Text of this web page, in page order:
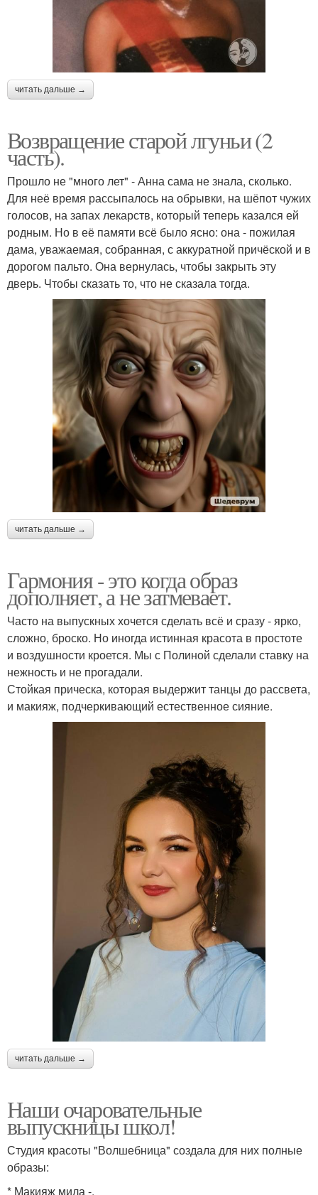
читать дальше →
Возвращение старой лгуньи (2
часть).
Прошло не "много лет" - Анна сама не знала, сколько.
Для неё время рассыпалось на обрывки, на шёпот чужих
голосов, на запах лекарств, который теперь казался ей
родным. Но в её памяти всё было ясно: она - пожилая
дама, уважаемая, собранная, с аккуратной причёской и в
дорогом пальто. Она вернулась, чтобы закрыть эту
дверь. Чтобы сказать то, что не сказала тогда.
читать дальше →
Гармония - это когда образ
дополняет, а не затмевает.
Часто на выпускных хочется сделать всё и сразу - ярко,
сложно, броско. Но иногда истинная красота в простоте
и воздушности кроется. Мы с Полиной сделали ставку на
нежность и не прогадали.
Стойкая прическа, которая выдержит танцы до рассвета,
и макияж, подчеркивающий естественное сияние.
читать дальше →
Наши очаровательные
выпускницы школ!
Студия красоты "Волшебница" создала для них полные
образы:
* Макияж мила -.